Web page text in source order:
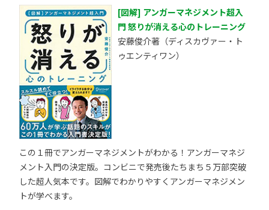
[図解] アンガーマネジメント超入
門 怒りが消える心のトレーニング
安藤俊介著（ディスカヴァー・ト
ゥエンティワン）
この１冊でアンガーマネジメントがわかる！アンガーマネジ
メント入門の決定版。コンビニで発売後たちまち５万部突破
した超人気本です。図解でわかりやすくアンガーマネジメン
トが学べます。